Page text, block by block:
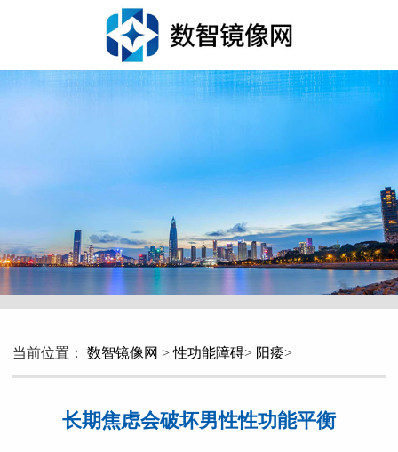
当前位置： 数智镜像网 >性功能障碍> 阳痿>
长期焦虑会破坏男性性功能平衡